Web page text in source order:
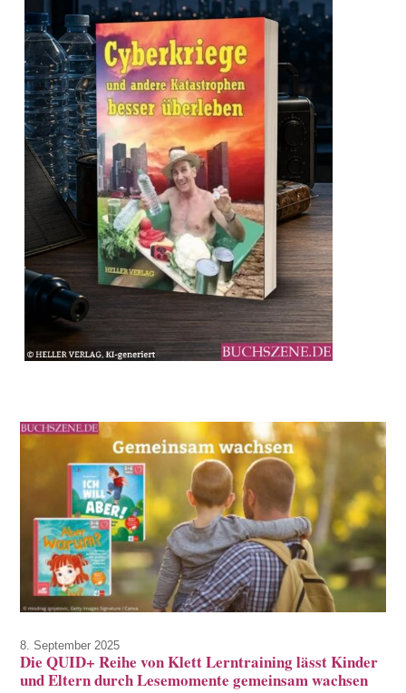
8. September 2025
Die QUID+ Reihe von Klett Lerntraining lässt Kinder
und Eltern durch Lesemomente gemeinsam wachsen